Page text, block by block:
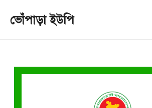
ভোঁপাড়া ইউপি